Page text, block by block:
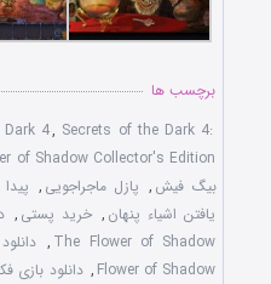
برچسب ها
4, Secrets of the Dark 4:
of Shadow Collector's Edition
بیگ فیش , پازل ماجراجویی ,
یافتن اشیاء پنهان , خرید پستی ,
The Flower of Shadow
,
Flower of Shadow
, دانلود بازی